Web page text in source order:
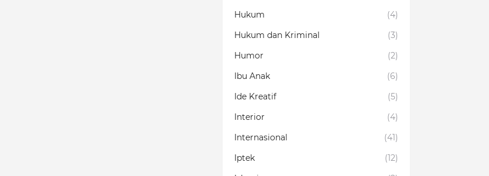
Hukum
(4)
Hukum dan Kriminal
(3)
Humor
(2)
Ibu Anak
(6)
Ide Kreatif
(5)
Interior
(4)
Internasional
(41)
Iptek
(12)